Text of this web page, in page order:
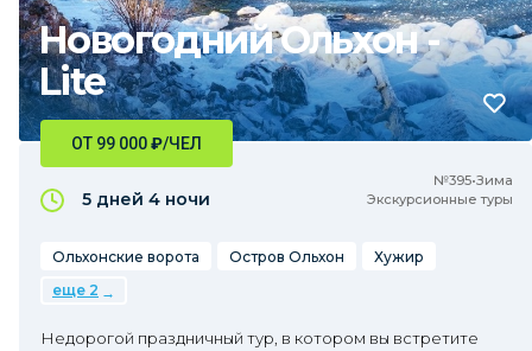
Новогодний Ольхон -
Lite
№395•Зима
Экскурсионные туры
ОТ 99 000₽/ЧЕЛ
5 дней 4 ночи
Ольхонские ворота Остров Ольхон
Хужир
еще 2
Недорогой праздничный тур, в котором вы встретите